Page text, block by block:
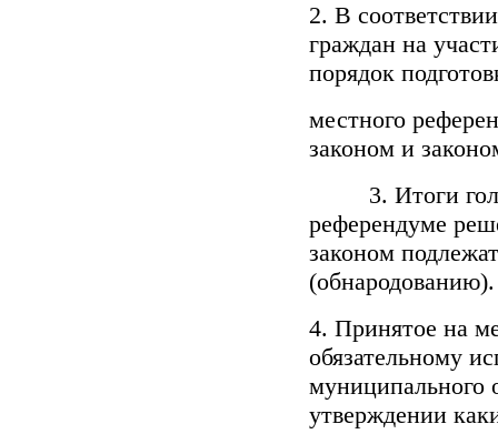
2. В
граждан на
порядок
местного
законом и
3. Итоги
референдуме
законом
(обнародованию).
4. Принятое на
обязательному
муниципального
утверждении